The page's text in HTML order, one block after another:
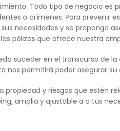
Todo tipo de negocio es
o crímenes. Para prevenir
necesidades y se proponga
pólizas que ofrece nuestra
suceder en el transcurso de
nos permitirá poder asegurar
y riesgos que estén
amplia y ajustable a a tus